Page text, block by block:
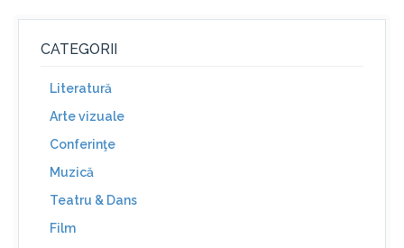
CATEGORII
Literatură
Arte vizuale
Conferinţe
Muzică
Teatru & Dans
Film